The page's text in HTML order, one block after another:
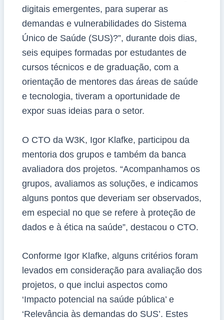
digitais emergentes, para superar as
demandas e vulnerabilidades do Sistema
Único de Saúde (SUS)?”, durante dois dias,
seis equipes formadas por estudantes de
cursos técnicos e de graduação, com a
orientação de mentores das áreas de saúde
e tecnologia, tiveram a oportunidade de
expor suas ideias para o setor.
O CTO da W3K, Igor Klafke, participou da
mentoria dos grupos e também da banca
avaliadora dos projetos. “Acompanhamos os
grupos, avaliamos as soluções, e indicamos
alguns pontos que deveriam ser observados,
em especial no que se refere à proteção de
dados e à ética na saúde”, destacou o CTO.
Conforme Igor Klafke, alguns critérios foram
levados em consideração para avaliação dos
projetos, o que inclui aspectos como
‘Impacto potencial na saúde pública’ e
‘Relevância às demandas do SUS’. Estes